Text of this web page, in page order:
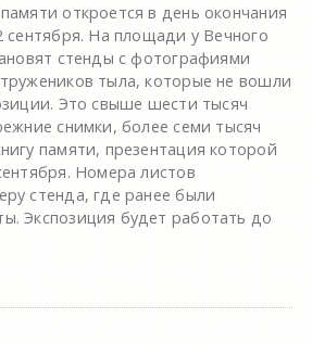
откроется в день окончания
На площади у Вечного
стенды с фотографиями
тыла, которые не вошли
Это свыше шести тысяч
снимки, более семи тысяч
памяти, презентация которой
Номера листов
стенда, где ранее были
Экспозиция будет работать до